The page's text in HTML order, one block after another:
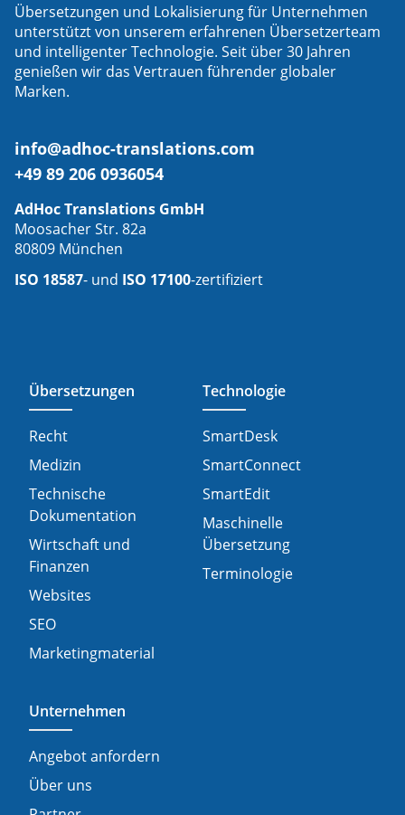
Übersetzungen und Lokalisierung für Unternehmen
unterstützt von unserem erfahrenen Übersetzerteam
und intelligenter Technologie. Seit über 30 Jahren
genießen wir das Vertrauen führender globaler
Marken.
info@adhoc-translations.com
+49 89 206 0936054
AdHoc Translations GmbH
Moosacher Str. 82a
80809 München
ISO 18587- und ISO 17100-zertifiziert
Übersetzungen
Recht
Medizin
Technische
Dokumentation
Wirtschaft und
Finanzen
Websites
SEO
Marketingmaterial
Technologie
SmartDesk
SmartConnect
SmartEdit
Maschinelle
Übersetzung
Terminologie
Unternehmen
Angebot anfordern
Über uns